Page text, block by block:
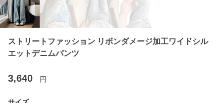
ストリートファッション リボンダメージ加工ワイドシル
エットデニムパンツ
3,640 円